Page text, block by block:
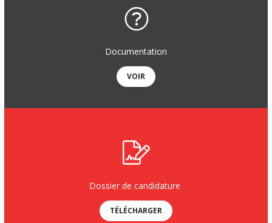
Documentation
VOIR
Dossier de candidature
TÉLÉCHARGER